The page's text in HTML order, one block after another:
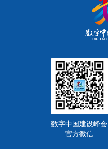
数字中国建设峰会
官方微信